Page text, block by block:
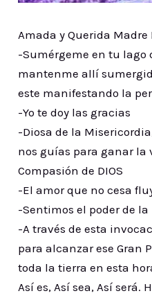
Amada y Querida Madre
-Sumérgeme en tu lago
mantenme allí
este manifestando la
-Yo te doy las gracias
-Diosa de la
nos guías para ganar la
Compasión de DIOS
-El amor que no cesa
-Sentimos el poder de
-A través de esta
para alcanzar ese Gran
toda la tierra en esta
Así es, Así sea, Así será.